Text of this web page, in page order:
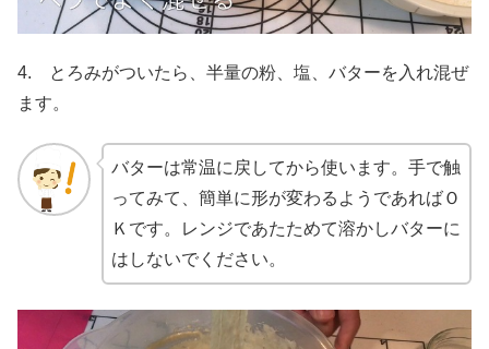
4. とろみがついたら、半量の粉、塩、バターを入れ混ぜ
ます。
バターは常温に戻してから使います。手で触
ってみて、簡単に形が変わるようであればＯ
Ｋです。レンジであたためて溶かしバターに
はしないでください。